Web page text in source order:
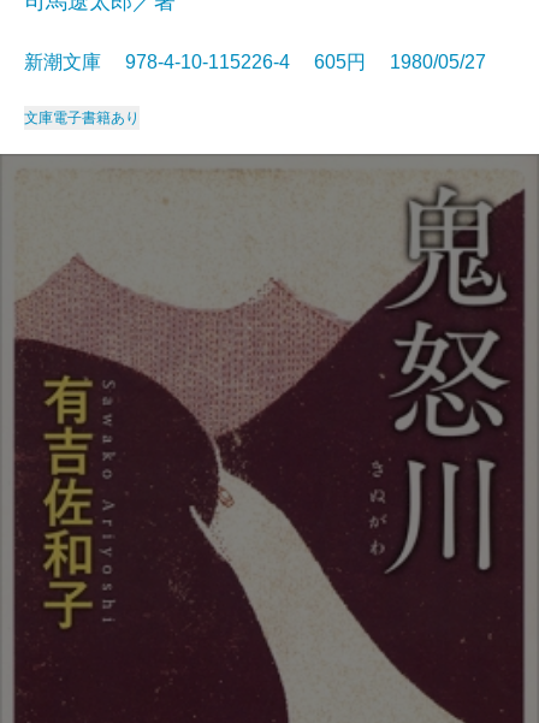
新潮文庫 978-4-10-115226-4 605円 1980/05/27
文庫電子書籍あり